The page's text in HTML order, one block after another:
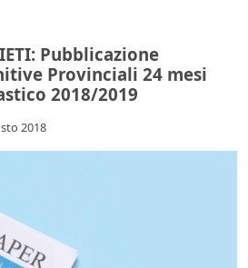
Pubblicazione
Provinciali 24 mesi
2018/2019
2018